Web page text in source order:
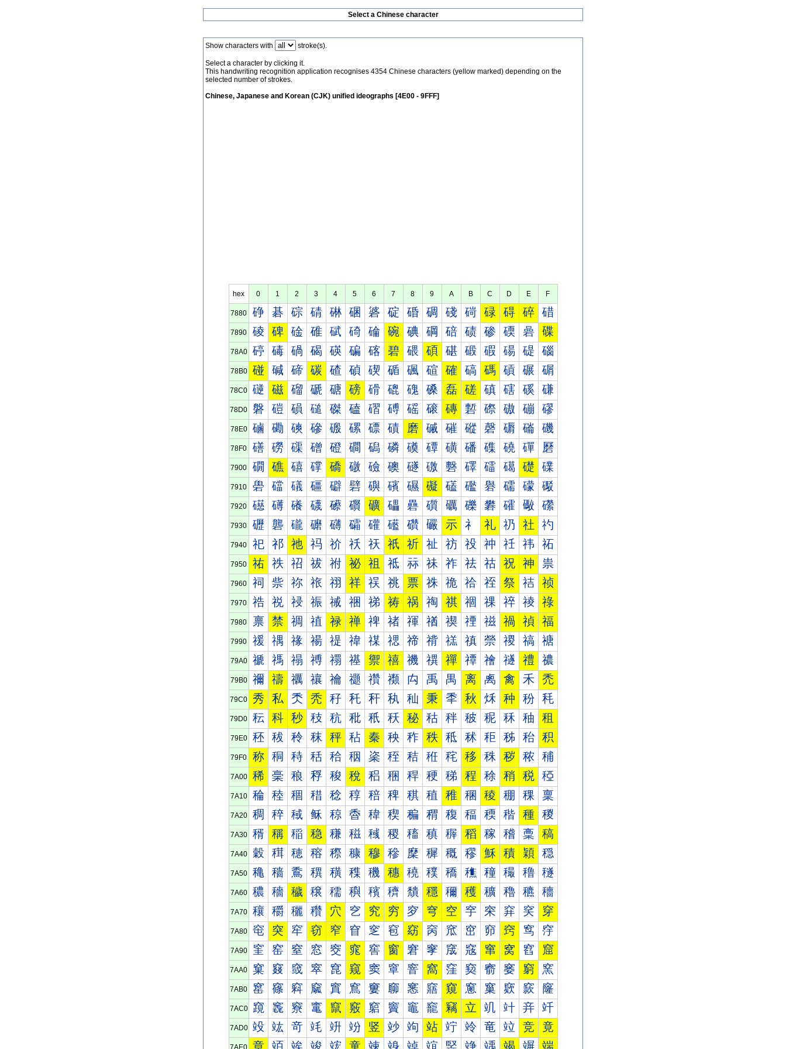
Select a Chinese character
Show characters with stroke(s).
Select a character by clicking it.
This handwriting recognition application recognises 4354 Chinese characters (yellow marked) depending on the
selected number of strokes.
Chinese, Japanese and Korean (CJK) unified ideographs [4E00 - 9FFF]
hex 0 1 2 3 4 5 6 7 8 9 A B C D E F
7880 碀 碁 碂 碃 碄 碅 碆 碇 碈 碉 碊 碋 碌 碍 碎 碏
7890 碐 碑 碒 碓 碔 碕 碖 碗 碘 碙 碚 碛 碜 碝 碞 碟
78A0 碠 碡 碢 碣 碤 碥 碦 碧 碨 碩 碪 碫 碬 碭 碮 碯
78B0 碰 碱 碲 碳 碴 碵 碶 碷 碸 碹 確 碻 碼 碽 碾 碿
78C0 磀 磁 磂 磃 磄 磅 磆 磇 磈 磉 磊 磋 磌 磍 磎 磏
78D0 磐 磑 磒 磓 磔 磕 磖 磗 磘 磙 磚 磛 磜 磝 磞 磟
78E0 磠 磡 磢 磣 磤 磥 磦 磧 磨 磩 磪 磫 磬 磭 磮 磯
78F0 磰 磱 磲 磳 磴 磵 磶 磷 磸 磹 磺 磻 磼 磽 磾 磿
7900 礀 礁 礂 礃 礄 礅 礆 礇 礈 礉 礊 礋 礌 礍 礎 礏
7910 礐 礑 礒 礓 礔 礕 礖 礗 礘 礙 礚 礛 礜 礝 礞 礟
7920 礠 礡 礢 礣 礤 礥 礦 礧 礨 礩 礪 礫 礬 礭 礮 礯
7930 礰 礱 礲 礳 礴 礵 礶 礷 礸 礹 示 礻 礼 礽 社 礿
7940 祀 祁 祂 祃 祄 祅 祆 祇 祈 祉 祊 祋 祌 祍 祎 祏
7950 祐 祑 祒 祓 祔 祕 祖 祗 祘 祙 祚 祛 祜 祝 神 祟
7960 祠 祡 祢 祣 祤 祥 祦 祧 票 祩 祪 祫 祬 祭 祮 祯
7970 祰 祱 祲 祳 祴 祵 祶 祷 祸 祹 祺 祻 祼 祽 祾 祿
7980 禀 禁 禂 禃 禄 禅 禆 禇 禈 禉 禊 禋 禌 禍 禎 福
7990 禐 禑 禒 禓 禔 禕 禖 禗 禘 禙 禚 禛 禜 禝 禞 禟
79A0 禠 禡 禢 禣 禤 禥 禦 禧 禨 禩 禪 禫 禬 禭 禮 禯
79B0 禰 禱 禲 禳 禴 禵 禶 禷 禸 禹 禺 离 禼 禽 禾 禿
79C0 秀 私 秂 秃 秄 秅 秆 秇 秈 秉 秊 秋 秌 种 秎 秏
79D0 秐 科 秒 秓 秔 秕 秖 秗 秘 秙 秚 秛 秜 秝 秞 租
79E0 秠 秡 秢 秣 秤 秥 秦 秧 秨 秩 秪 秫 秬 秭 秮 积
79F0 称 秱 秲 秳 秴 秵 秶 秷 秸 秹 秺 移 秼 秽 秾 秿
7A00 稀 稁 稂 稃 稄 稅 稆 稇 稈 稉 稊 程 稌 稍 税 稏
7A10 稐 稑 稒 稓 稔 稕 稖 稗 稘 稙 稚 稛 稜 稝 稞 稟
7A20 稠 稡 稢 稣 稤 稥 稦 稧 稨 稩 稪 稫 稬 稭 種 稯
7A30 稰 稱 稲 稳 稴 稵 稶 稷 稸 稹 稺 稻 稼 稽 稾 稿
7A40 穀 穁 穂 穃 穄 穅 穆 穇 穈 穉 穊 穋 穌 積 穎 穏
7A50 穐 穑 穒 穓 穔 穕 穖 穗 穘 穙 穚 穛 穜 穝 穞 穟
7A60 穠 穡 穢 穣 穤 穥 穦 穧 穨 穩 穪 穫 穬 穭 穮 穯
7A70 穰 穱 穲 穳 穴 穵 究 穷 穸 穹 空 穻 穼 穽 穾 穿
7A80 窀 突 窂 窃 窄 窅 窆 窇 窈 窉 窊 窋 窌 窍 窎 窏
7A90 窐 窑 窒 窓 窔 窕 窖 窗 窘 窙 窚 窛 窜 窝 窞 窟
7AA0 窠 窡 窢 窣 窤 窥 窦 窧 窨 窩 窪 窫 窬 窭 窮 窯
7AB0 窰 窱 窲 窳 窴 窵 窶 窷 窸 窹 窺 窻 窼 窽 窾 窿
7AC0 竀 竁 竂 竃 竄 竅 竆 竇 竈 竉 竊 立 竌 竍 竎 竏
7AD0 竐 竑 竒 竓 竔 竕 竖 竗 竘 站 竚 竛 竜 竝 竞 竟
7AE0 章 竡 竢 竣 竤 童 竦 竧 竨 竩 竪 竫 竬 竭 竮 端